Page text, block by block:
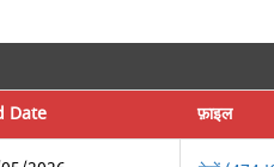
Date फ़ाइल